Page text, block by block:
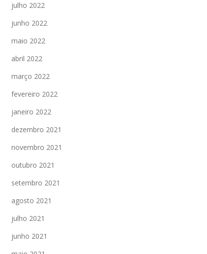
julho 2022
junho 2022
maio 2022
abril 2022
março 2022
fevereiro 2022
janeiro 2022
dezembro 2021
novembro 2021
outubro 2021
setembro 2021
agosto 2021
julho 2021
junho 2021